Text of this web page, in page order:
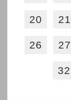
20 21
26 27
32